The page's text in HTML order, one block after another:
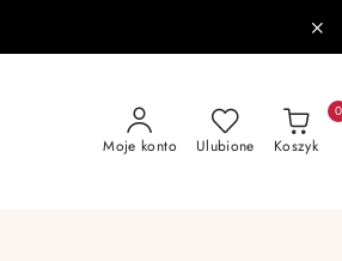
Moje konto Ulubione Koszyk
0